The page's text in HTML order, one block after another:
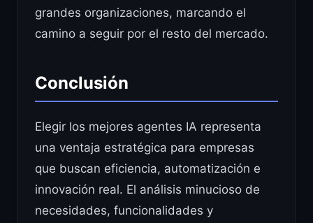
grandes organizaciones, marcando el
camino a seguir por el resto del mercado.
Conclusión
Elegir los mejores agentes IA representa
una ventaja estratégica para empresas
que buscan eficiencia, automatización e
innovación real. El análisis minucioso de
necesidades, funcionalidades y